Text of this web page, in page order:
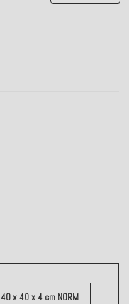
40 x 40 x 4 cm NORM